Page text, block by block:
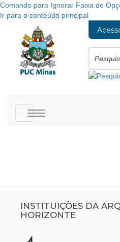
Comando para Ignorar Faixa de
Ir para o conteúdo principal
Toggle
navigation
INSTITUIÇÕES DA
HORIZONTE